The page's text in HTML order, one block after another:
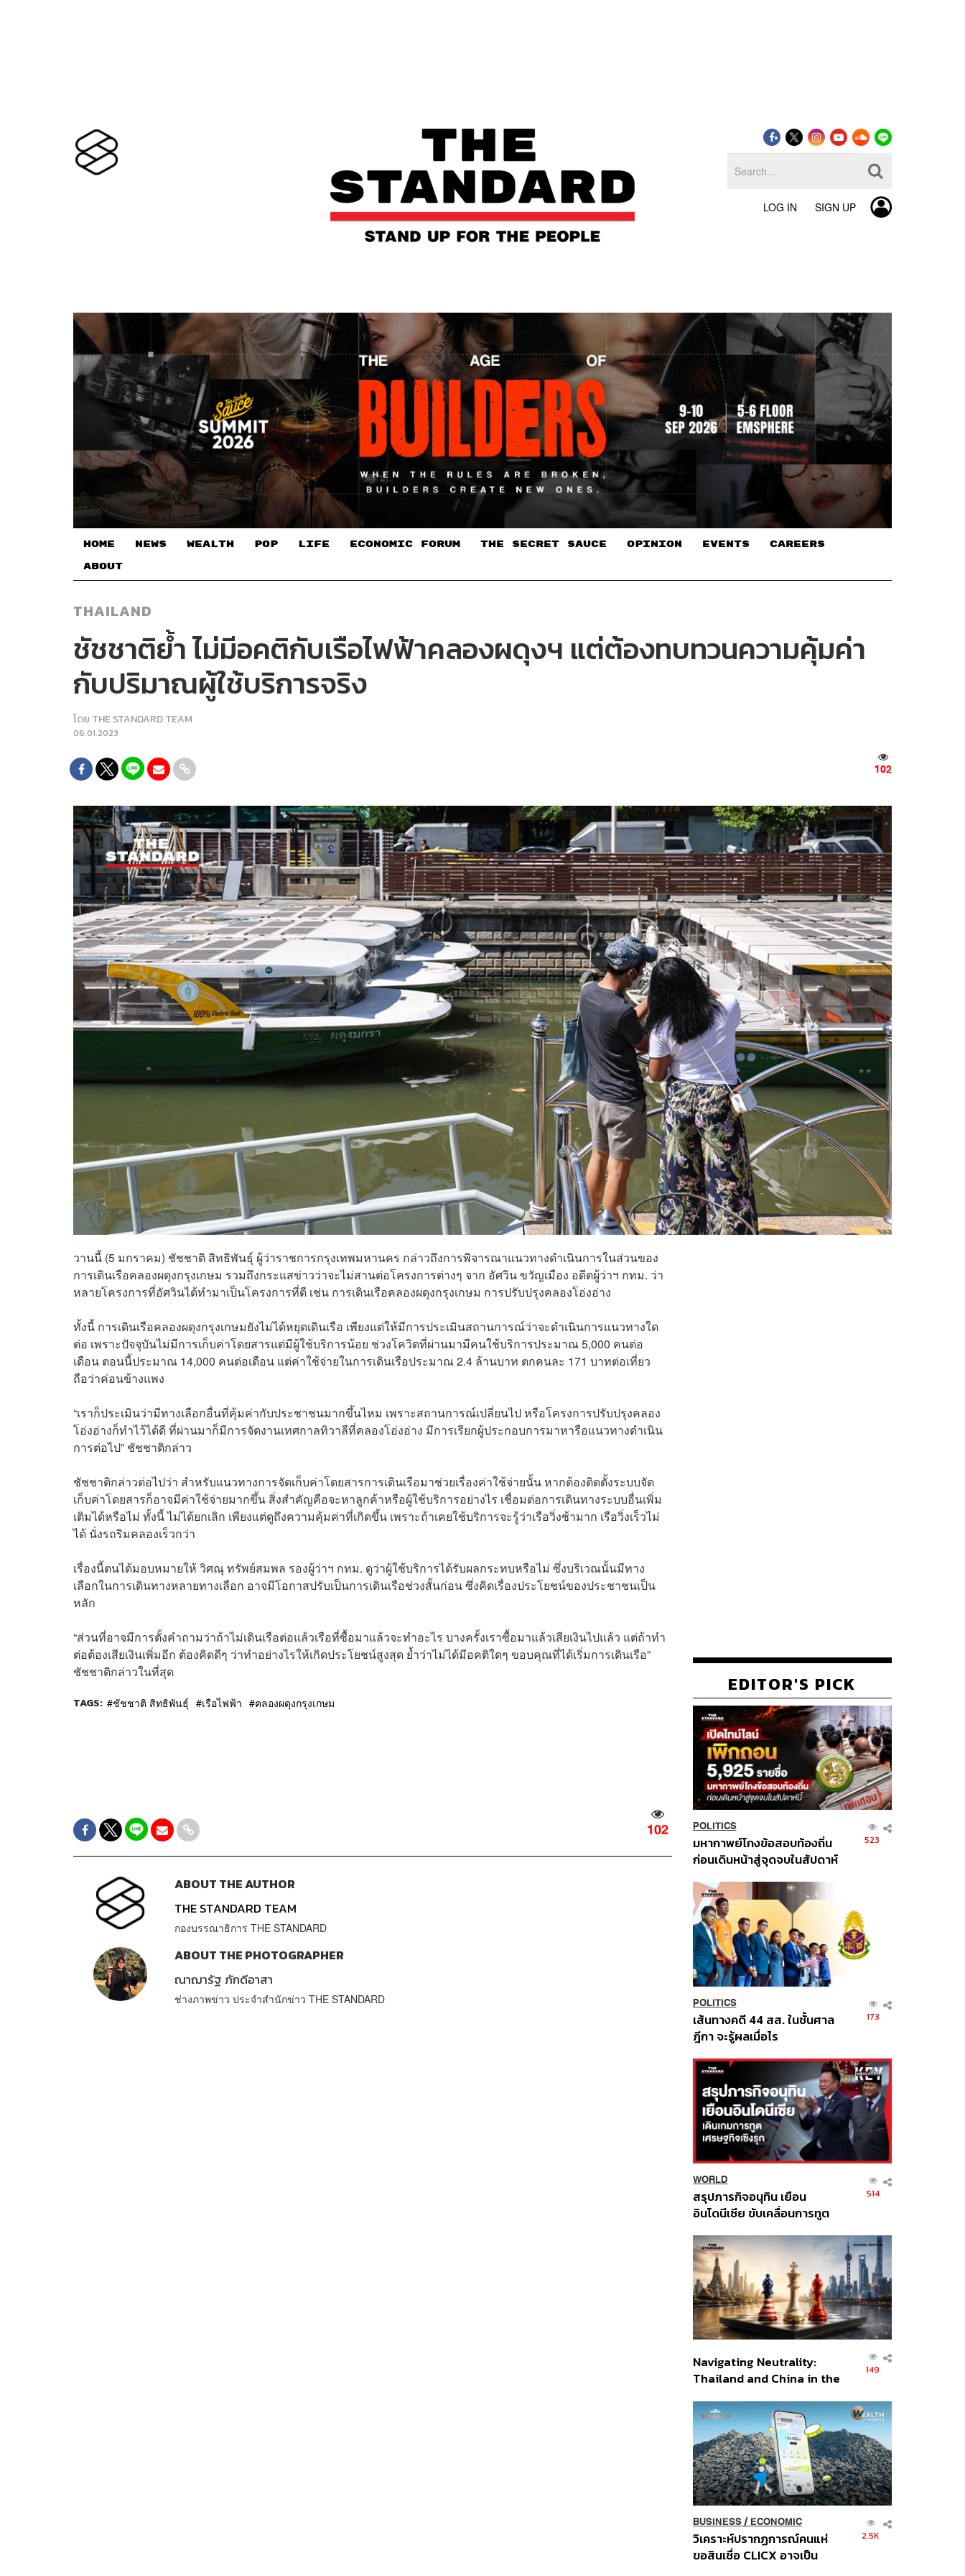
LOG IN SIGN UP
HOME NEWS WEALTH POP LIFE ECONOMIC FORUM THE SECRET SAUCE​ OPINION EVENTS CAREERS
ABOUT
THAILAND
ชัชชาติย้ำ ไม่มีอคติกับเรือไฟฟ้าคลองผดุงฯ แต่ต้องทบทวนความคุ้มค่า
กับปริมาณผู้ใช้บริการจริง
โดย THE STANDARD TEAM
06.01.2023
102
วานนี้ (5 มกราคม) ชัชชาติ สิทธิพันธุ์ ผู้ว่าราชการกรุงเทพมหานคร กล่าวถึงการพิจารณาแนวทางดำเนินการในส่วนของ
การเดินเรือคลองผดุงกรุงเกษม รวมถึงกระแสข่าวว่าจะไม่สานต่อโครงการต่างๆ จาก อัศวิน ขวัญเมือง อดีตผู้ว่าฯ กทม. ว่า
หลายโครงการที่อัศวินได้ทำมาเป็นโครงการที่ดี เช่น การเดินเรือคลองผดุงกรุงเกษม การปรับปรุงคลองโอ่งอ่าง
ทั้งนี้ การเดินเรือคลองผดุงกรุงเกษมยังไม่ได้หยุดเดินเรือ เพียงแต่ให้มีการประเมินสถานการณ์ว่าจะดำเนินการแนวทางใด
ต่อ เพราะปัจจุบันไม่มีการเก็บค่าโดยสารแต่มีผู้ใช้บริการน้อย ช่วงโควิดที่ผ่านมามีคนใช้บริการประมาณ 5,000 คนต่อ
เดือน ตอนนี้ประมาณ 14,000 คนต่อเดือน แต่ค่าใช้จ่ายในการเดินเรือประมาณ 2.4 ล้านบาท ตกคนละ 171 บาทต่อเที่ยว
ถือว่าค่อนข้างแพง
“เราก็ประเมินว่ามีทางเลือกอื่นที่คุ้มค่ากับประชาชนมากขึ้นไหม เพราะสถานการณ์เปลี่ยนไป หรือโครงการปรับปรุงคลอง
โอ่งอ่างก็ทำไว้ได้ดี ที่ผ่านมาก็มีการจัดงานเทศกาลทิวาลีที่คลองโอ่งอ่าง มีการเรียกผู้ประกอบการมาหารือแนวทางดำเนิน
การต่อไป” ชัชชาติกล่าว
ชัชชาติกล่าวต่อไปว่า สำหรับแนวทางการจัดเก็บค่าโดยสารการเดินเรือมาช่วยเรื่องค่าใช้จ่ายนั้น หากต้องติดตั้งระบบจัด
เก็บค่าโดยสารก็อาจมีค่าใช้จ่ายมากขึ้น สิ่งสำคัญคือจะหาลูกค้าหรือผู้ใช้บริการอย่างไร เชื่อมต่อการเดินทางระบบอื่นเพิ่ม
เติมได้หรือไม่ ทั้งนี้ ไม่ได้ยกเลิก เพียงแต่ดูถึงความคุ้มค่าที่เกิดขึ้น เพราะถ้าเคยใช้บริการจะรู้ว่าเรือวิ่งช้ามาก เรือวิ่งเร็วไม่
ได้ นั่งรถริมคลองเร็วกว่า
เรื่องนี้ตนได้มอบหมายให้ วิศณุ ทรัพย์สมพล รองผู้ว่าฯ กทม. ดูว่าผู้ใช้บริการได้รับผลกระทบหรือไม่ ซึ่งบริเวณนั้นมีทาง
เลือกในการเดินทางหลายทางเลือก อาจมีโอกาสปรับเป็นการเดินเรือช่วงสั้นก่อน ซึ่งคิดเรื่องประโยชน์ของประชาชนเป็น
หลัก
“ส่วนที่อาจมีการตั้งคำถามว่าถ้าไม่เดินเรือต่อแล้วเรือที่ซื้อมาแล้วจะทำอะไร บางครั้งเราซื้อมาแล้วเสียเงินไปแล้ว แต่ถ้าทำ
ต่อต้องเสียเงินเพิ่มอีก ต้องคิดดีๆ ว่าทำอย่างไรให้เกิดประโยชน์สูงสุด ย้ำว่าไม่ได้มีอคติใดๆ ขอบคุณที่ได้เริ่มการเดินเรือ”
ชัชชาติกล่าวในที่สุด
TAGS: ชัชชาติ สิทธิพันธุ์ เรือไฟฟ้า คลองผดุงกรุงเกษม
102
ABOUT THE AUTHOR
THE STANDARD TEAM
กองบรรณาธิการ THE STANDARD
ABOUT THE PHOTOGRAPHER
ณาฌารัฐ ภักดีอาสา
ช่างภาพข่าว ประจำสำนักข่าว THE STANDARD
EDITOR'S PICK
POLITICS
มหากาพย์โกงข้อสอบท้องถิ่น
ก่อนเดินหน้าสู่จุดจบในสัปดาห์
523
POLITICS
เส้นทางคดี 44 สส. ในชั้นศาล
ฎีกา จะรู้ผลเมื่อไร
173
WORLD
สรุปภารกิจอนุทิน เยือน
อินโดนีเซีย ขับเคลื่อนการทูต
ส่วนยุทธศาสตร์ไทย –
อินโดนีเซีย
514
Navigating Neutrality:
Thailand and China in the
Order
149
BUSINESS/ ECONOMIC
วิเคราะห์ปรากฏการณ์คนแห่
ขอสินเชื่อ CLICX อาจเป็น
2.5K